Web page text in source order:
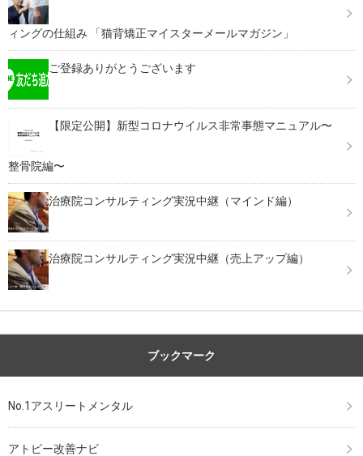
ィングの仕組み 「猫背矯正マイスターメールマガジン」
ご登録ありがとうございます
【限定公開】新型コロナウイルス非常事態マニュアル〜
整骨院編〜
治療院コンサルティング実況中継（マインド編）
治療院コンサルティング実況中継（売上アップ編）
ブックマーク
No.1アスリートメンタル
アトピー改善ナビ